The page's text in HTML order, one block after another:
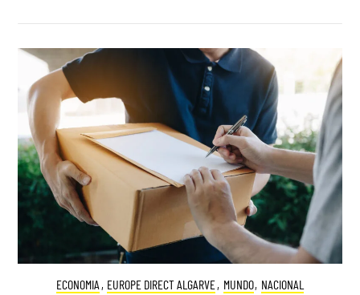
ECONOMIA , EUROPE DIRECT ALGARVE, MUNDO, NACIONAL